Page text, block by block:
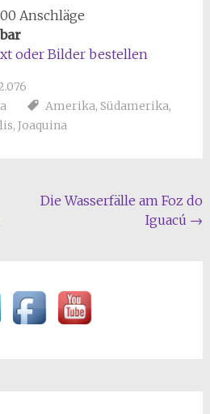
Anschläge
oder Bilder bestellen
Amerika, Südamerika,
, Joaquina
Die Wasserfälle am Foz do
Iguacú →